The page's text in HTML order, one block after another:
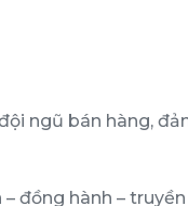
ngũ bán hàng,
đồng hành –